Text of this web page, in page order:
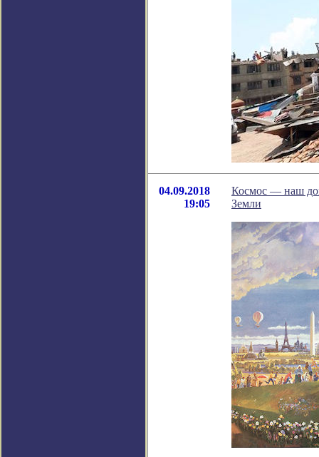
04.09.2018
19:05
Космос — наш
Земли